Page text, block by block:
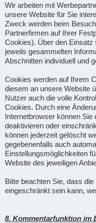
Wir arbeiten mit
unsere Website für Sie
Zweck werden beim
Partnerfirmen auf Ihrer
Cookies). Über den
jeweils gesammelten
Abschnitten individuell und
Cookies werden auf Ihrem
diesem an unsere Website
Nutzer auch die volle
Cookies. Durch eine
Internetbrowser können
deaktivieren oder
können jederzeit gelöscht
gegebenenfalls auch
Einstellungsmöglichkeiten
Website des jeweiligen
Bitte beachten Sie, dass
eingeschränkt sein kann,
8. Kommentarfunktion im